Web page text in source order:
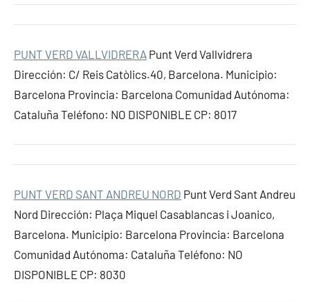
PUNT VERD VALLVIDRERA Punt Verd Vallvidrera
Dirección: C/ Reis Catòlics.40, Barcelona. Municipio:
Barcelona Provincia: Barcelona Comunidad Autónoma:
Cataluña Teléfono: NO DISPONIBLE CP: 8017
PUNT VERD SANT ANDREU NORD Punt Verd Sant Andreu
Nord Dirección: Plaça Miquel Casablancas i Joanico,
Barcelona. Municipio: Barcelona Provincia: Barcelona
Comunidad Autónoma: Cataluña Teléfono: NO
DISPONIBLE CP: 8030